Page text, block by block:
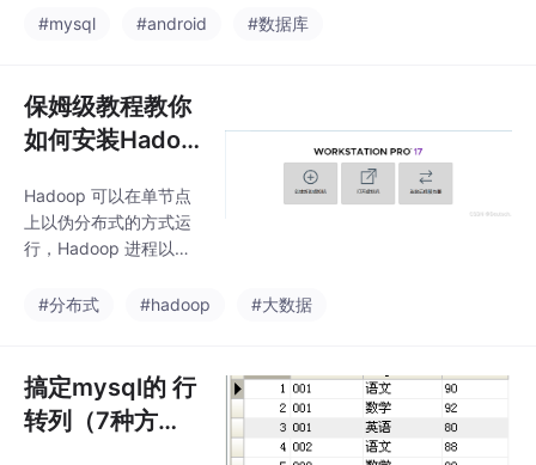
WITH ROLLUP 生成汇
结果，不再利用子查询
5、使用SUM(IF()) 生成
列 + UNION 生成汇总
总行标题显示为 Total
6、动态查询列值不确
定的情况7、合并字段显
#mysql #android #数据库
保姆级教程教你
如何安装Hadoo
p单机（非分布
式）配置
Hadoop 可以在单节点
上以伪分布式的方式运
行，Hadoop 进程以分
行，节点既作为 Name
FS 中的文件。运行例
子：将 input 文件夹中
的所有文件作为输入，
#分布式 #hadoop #大数据
搞定mysql的 行
转列（7种方